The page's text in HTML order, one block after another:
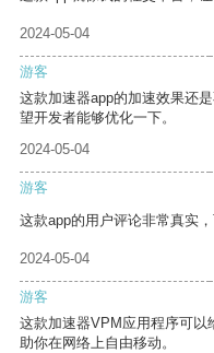
2024-05-04
游客
这款加速器app的加速效果还
望开发者能够优化一下。
2024-05-04
游客
这款app的用户评论非常真实
2024-05-04
游客
这款加速器VPM应用程序可以
助你在网络上自由移动。